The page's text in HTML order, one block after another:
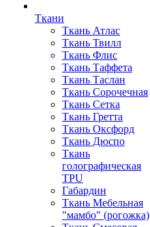
Ткани
Ткань Атлас
Ткань Твилл
Ткань Флис
Ткань Таффета
Ткань Таслан
Ткань Сорочечная
Ткань Сетка
Ткань Гретта
Ткань Оксфорд
Ткань Дюспо
Ткань
голографическая
TPU
Габардин
Ткань Мебельная
"мамбо" (рогожка)